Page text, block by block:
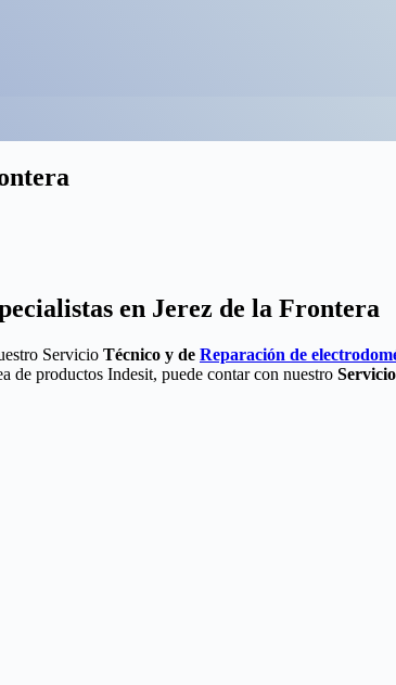
en Jerez de la Frontera
Servicio Técnico y de Reparación de
de productos Indesit, puede contar con nuestro